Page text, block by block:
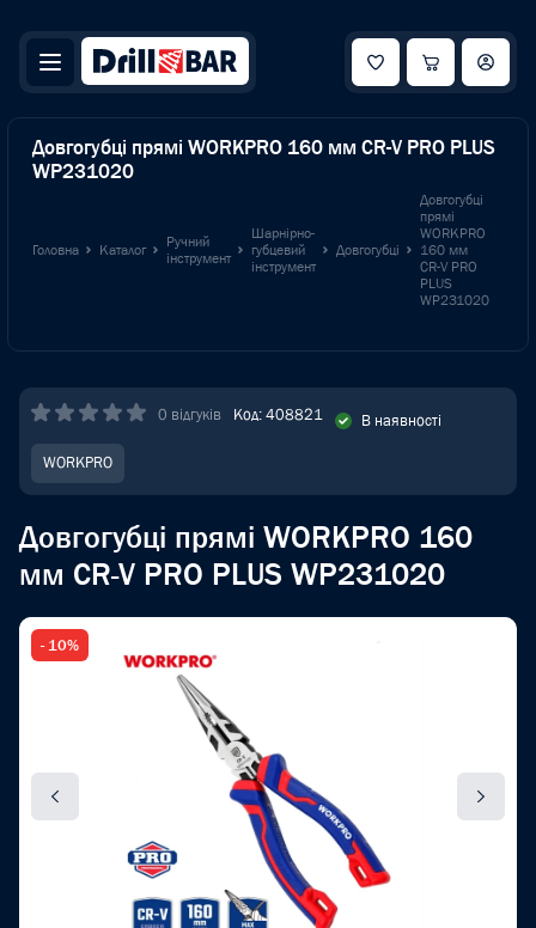
Довгогубці прямі WORKPRO 160 мм CR-V PRO PLUS
WP231020
Головна Каталог
Ручний
інструмент
Шарнірно-
губцевий
інструмент
Довгогубці
Довгогубці
прямі
WORKPRO
160 мм
CR-V PRO
PLUS
WP231020
0 відгуків Код: 408821 В наявності
WORKPRO
Довгогубці прямі WORKPRO 160
мм CR-V PRO PLUS WP231020
- 10%